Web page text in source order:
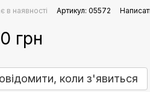
в наявності Артикул: 05572
грн
коли з'явиться